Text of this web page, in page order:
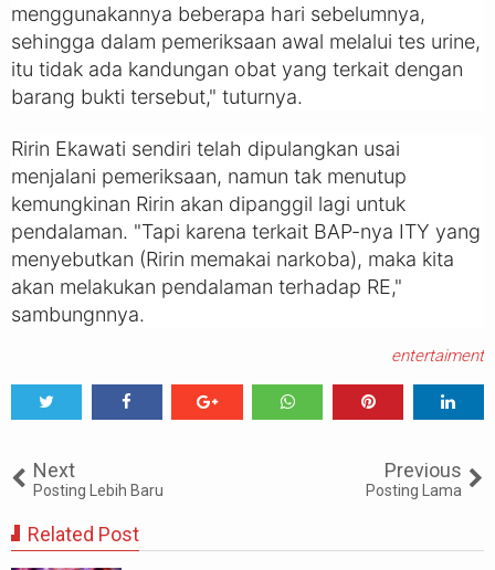
menggunakannya beberapa hari sebelumnya,
sehingga dalam pemeriksaan awal melalui tes urine,
itu tidak ada kandungan obat yang terkait dengan
barang bukti tersebut," tuturnya.
Ririn Ekawati sendiri telah dipulangkan usai
menjalani pemeriksaan, namun tak menutup
kemungkinan Ririn akan dipanggil lagi untuk
pendalaman. "Tapi karena terkait BAP-nya ITY yang
menyebutkan (Ririn memakai narkoba), maka kita
akan melakukan pendalaman terhadap RE,"
sambungnnya.
entertaiment
Next
Posting Lebih Baru
Previous
Posting Lama
Related Post